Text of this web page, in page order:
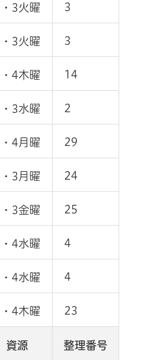
3火曜 3
3火曜 3
4木曜 14
3水曜 2
4月曜 29
3月曜 24
3金曜 25
4水曜 4
4水曜 4
4木曜 23
資源 整理番号